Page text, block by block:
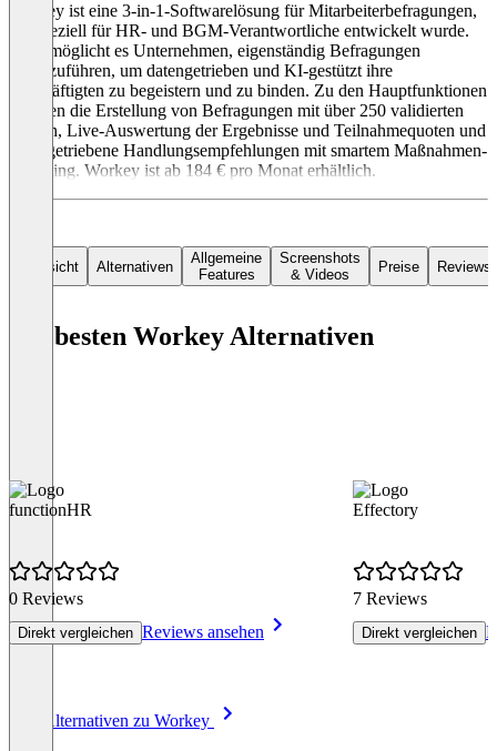
Workey ist eine 3-in-1-Softwarelösung für Mitarbeiterbefragungen,
die speziell für HR- und BGM-Verantwortliche entwickelt wurde.
Sie ermöglicht es Unternehmen, eigenständig Befragungen
durchzuführen, um datengetrieben und KI-gestützt ihre
Beschäftigten zu begeistern und zu binden. Zu den Hauptfunktionen
gehören die Erstellung von Befragungen mit über 250 validierten
Fragen, Live-Auswertung der Ergebnisse und Teilnahmequoten und
datengetriebene Handlungsempfehlungen mit smartem Maßnahmen-
Matching. Workey ist ab 184 € pro Monat erhältlich.
Übersicht Alternativen
Allgemeine
Features
Screenshots
& Videos
Preise Reviews
Die besten Workey Alternativen
functionHR
0 Reviews
Direkt vergleichen Reviews ansehen
Effectory
7 Reviews
Direkt vergleichen
Alle Alternativen zu Workey